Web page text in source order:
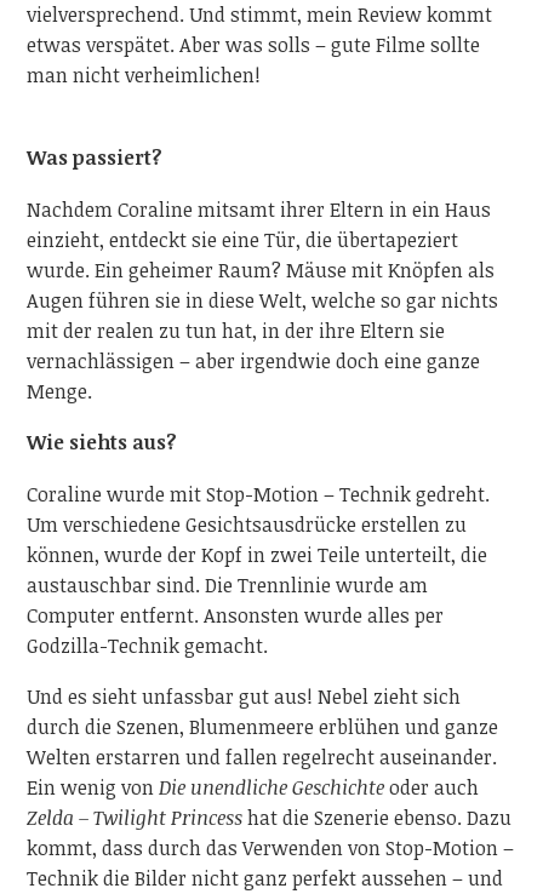
vielversprechend. Und stimmt, mein Review kommt
etwas verspätet. Aber was solls – gute Filme sollte
man nicht verheimlichen!
Was passiert?
Nachdem Coraline mitsamt ihrer Eltern in ein Haus
einzieht, entdeckt sie eine Tür, die übertapeziert
wurde. Ein geheimer Raum? Mäuse mit Knöpfen als
Augen führen sie in diese Welt, welche so gar nichts
mit der realen zu tun hat, in der ihre Eltern sie
vernachlässigen – aber irgendwie doch eine ganze
Menge.
Wie siehts aus?
Coraline wurde mit Stop-Motion – Technik gedreht.
Um verschiedene Gesichtsausdrücke erstellen zu
können, wurde der Kopf in zwei Teile unterteilt, die
austauschbar sind. Die Trennlinie wurde am
Computer entfernt. Ansonsten wurde alles per
Godzilla-Technik gemacht.
Und es sieht unfassbar gut aus! Nebel zieht sich
durch die Szenen, Blumenmeere erblühen und ganze
Welten erstarren und fallen regelrecht auseinander.
Ein wenig vonDie unendliche Geschichteoder auch
Zelda – Twilight Princesshat die Szenerie ebenso. Dazu
kommt, dass durch das Verwenden von Stop-Motion –
Technik die Bilder nicht ganz perfekt aussehen – und